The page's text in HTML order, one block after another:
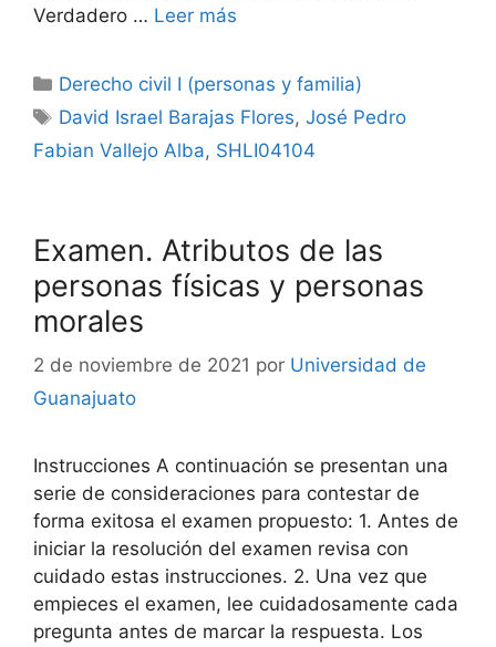
Verdadero … Leer más
Categorías
Derecho civil I (personas y familia)
Etiquetas
David Israel Barajas Flores,José Pedro
Fabian Vallejo Alba, SHLI04104
Examen. Atributos de las
personas físicas y personas
morales
2 de noviembre de 2021 por Universidad de
Guanajuato
Instrucciones A continuación se presentan una
serie de consideraciones para contestar de
forma exitosa el examen propuesto: 1. Antes de
iniciar la resolución del examen revisa con
cuidado estas instrucciones. 2. Una vez que
empieces el examen, lee cuidadosamente cada
pregunta antes de marcar la respuesta. Los